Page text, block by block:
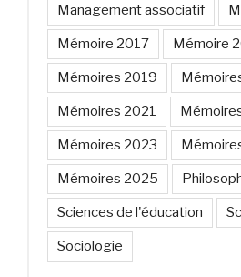
Management associatif
Mémoire 2017 Mémoire
Mémoires 2019
Mémoires 2021
Mémoires 2023
Mémoires 2025
Sciences de l'éducation
Sociologie